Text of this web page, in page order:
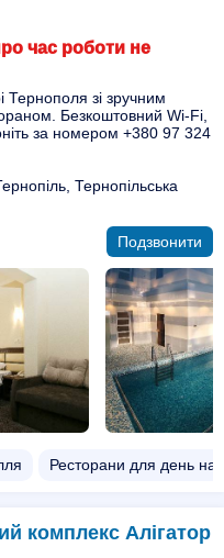
час роботи не
Тернополя зі зручним
Безкоштовний Wi-Fi,
за номером +380 97 324
Тернопільська
Подзвонити
Ресторани для день
комплекс Алігатор